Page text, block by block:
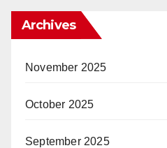
Archives
November 2025
October 2025
September 2025